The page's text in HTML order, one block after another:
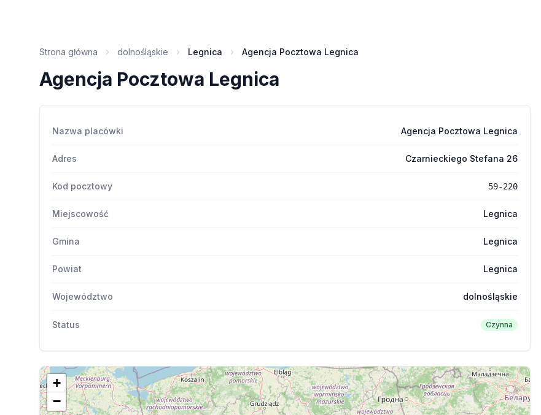
Strona główna dolnośląskie Legnica Agencja Pocztowa Legnica
Agencja Pocztowa Legnica
Nazwa placówki Agencja Pocztowa Legnica
Adres Czarnieckiego Stefana 26
Kod pocztowy 59-220
Miejscowość Legnica
Gmina Legnica
Powiat Legnica
Województwo dolnośląskie
Status Czynna
+
−